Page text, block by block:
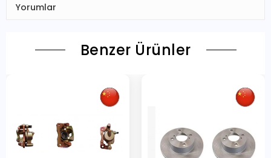
Yorumlar
Benzer Ürünler